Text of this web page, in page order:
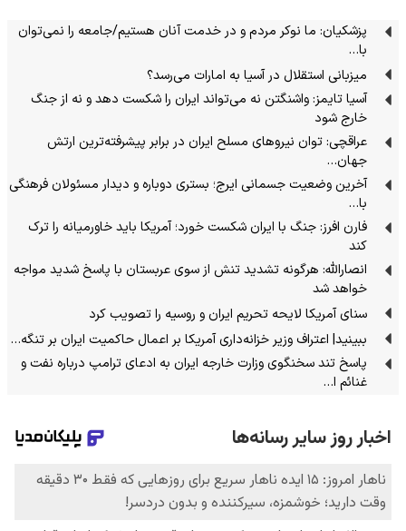
پزشکیان: ما نوکر مردم و در خدمت آنان هستیم/جامعه را نمی‌توان
با…
میزبانی استقلال در آسیا به امارات می‌رسد؟
آسیا تایمز: واشنگتن نه می‌تواند ایران را شکست دهد و نه از جنگ
خارج شود
عراقچی: توان نیروهای مسلح ایران در برابر پیشرفته‌ترین ارتش
جهان…
آخرین وضعیت جسمانی ایرج؛ بستری دوباره و دیدار مسئولان فرهنگی
با…
فارن افرز: جنگ با ایران شکست خورد؛ آمریکا باید خاورمیانه را ترک
کند
انصارالله: هرگونه تشدید تنش از سوی عربستان با پاسخ شدید مواجه
خواهد شد
سنای آمریکا لایحه تحریم ایران و روسیه را تصویب کرد
ببینید| اعتراف وزیر خزانه‌داری آمریکا بر اعمال حاکمیت ایران بر تنگه…
پاسخ تند سخنگوی وزارت خارجه ایران به ادعای ترامپ درباره نفت و
غنائم ا…